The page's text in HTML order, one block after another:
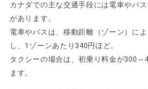
カナダでの主な交通手段には電車やバ
があります。
電車やバスは、移動距離（ゾーン）に
し、1ゾーンあたり340円ほど。
タクシーの場合は、初乗り料金が300～
ます。